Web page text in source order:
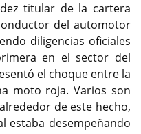
titular de la cartera
del automotor
diligencias oficiales
en el sector del
el choque entre la
moto roja. Varios son
de este hecho,
estaba desempeñando